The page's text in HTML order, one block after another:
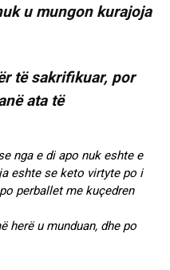
u mungon kurajoja
të sakrifikuar, por
ata të
nga e di apo nuk eshte e
eshte se keto virtyte po i
perballet me kuçedren
herë u munduan, dhe po